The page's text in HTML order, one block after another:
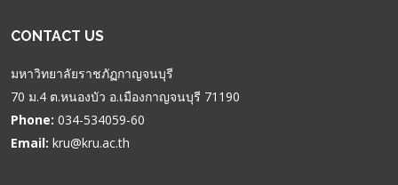
CONTACT US
มหาวิทยาลัยราชภัฏกาญจนบุรี
70 ม.4 ต.หนองบัว อ.เมืองกาญจนบุรี 71190
Phone: 034-534059-60
Email: kru@kru.ac.th